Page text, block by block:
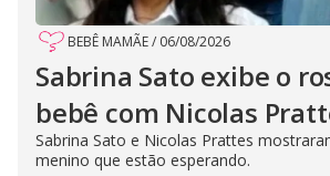
BEBÊ MAMÃE/ 06/08/2026
Sabrina Sato exibe o
bebê com Nicolas
Sabrina Sato e Nicolas Prattes
menino que estão esperando.